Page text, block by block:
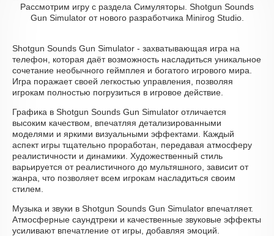
Рассмотрим игру с раздела Симуляторы. Shotgun Sounds
Gun Simulator от нового разработчика Minirog Studio.
Shotgun Sounds Gun Simulator - захватывающая игра на
телефон, которая даёт возможность насладиться уникальное
сочетание необычного геймплея и богатого игрового мира.
Игра поражает своей легкостью управления, позволяя
игрокам полностью погрузиться в игровое действие.
Графика в Shotgun Sounds Gun Simulator отличается
высоким качеством, впечатляя детализированными
моделями и яркими визуальными эффектами. Каждый
аспект игры тщательно проработан, передавая атмосферу
реалистичности и динамики. Художественный стиль
варьируется от реалистичного до мультяшного, зависит от
жанра, что позволяет всем игрокам насладиться своим
стилем.
Музыка и звуки в Shotgun Sounds Gun Simulator впечатляет.
Атмосферные саундтреки и качественные звуковые эффекты
усиливают впечатление от игры, добавляя эмоций.